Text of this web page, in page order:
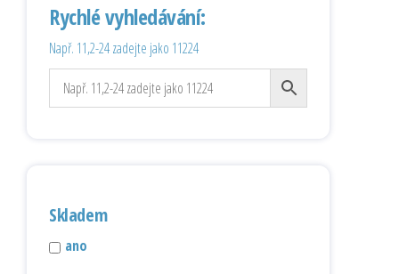
Rychlé vyhledávání:
Např. 11,2-24 zadejte jako 11224
Skladem
ano